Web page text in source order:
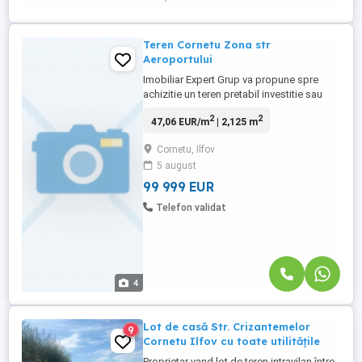
4
Teren Cornetu Zona str
Aeroportului
Imobiliar Expert Grup va propune spre
achizitie un teren pretabil investitie sau
principala asfaltata cu utilitati in imediata
diverse oportunitati.Certificat de urbanism
valabil.Va astept la vizionare.
47,06 EUR/m2| 2,125 m2
Cornetu, Ilfov
5 august
99 999 EUR
Telefon validat
9
Lot de casă Str. Crizantemelor
Cornetu Ilfov cu toate utilitățile